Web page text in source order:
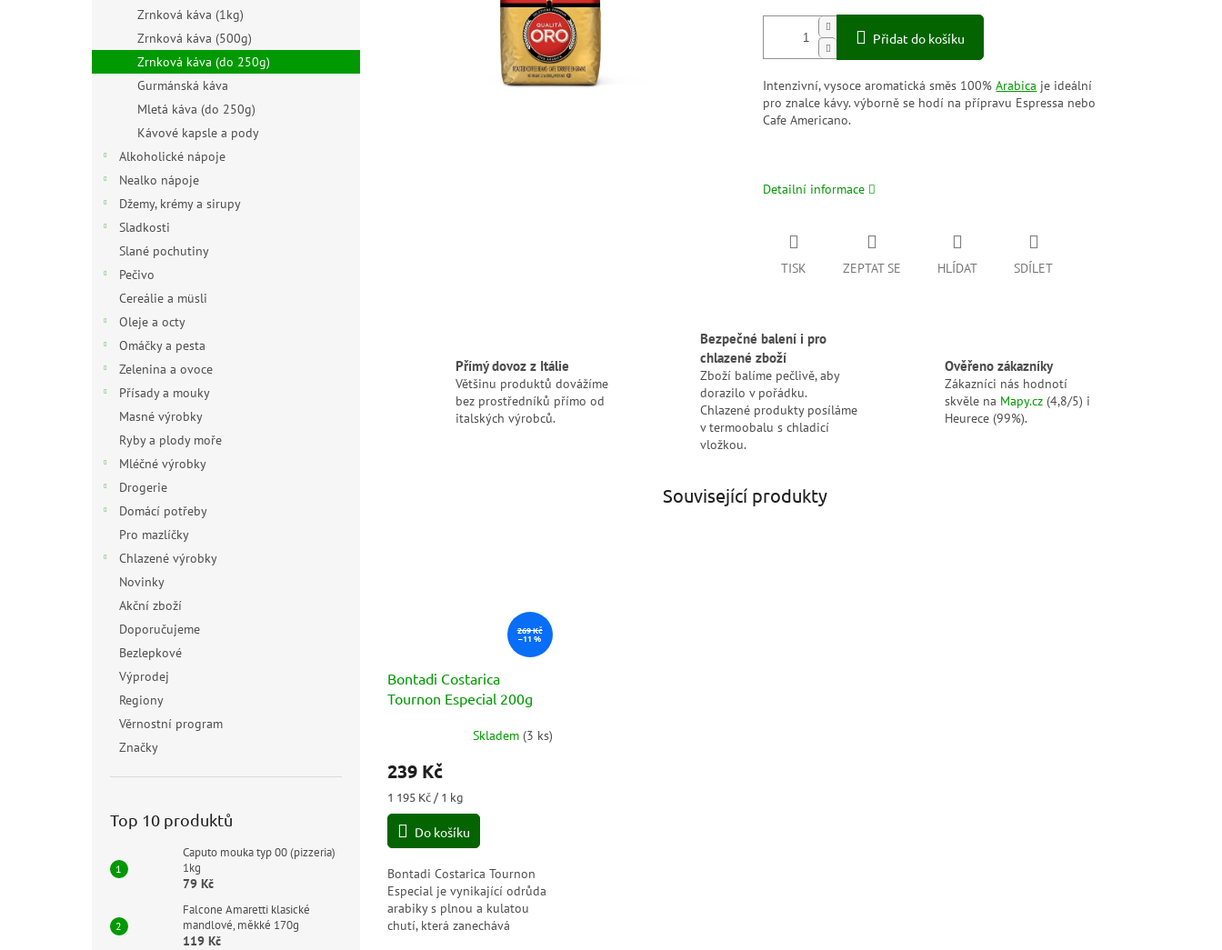
l
Zrnková káva (1kg)
Zrnková káva (500g)
Zrnková káva (do 250g)
Gurmánská káva
Mletá káva (do 250g)
Kávové kapsle a pody
Alkoholické nápoje
Nealko nápoje
Džemy, krémy a sirupy
Sladkosti
Slané pochutiny
Pečivo
Cereálie a müsli
Oleje a octy
Omáčky a pesta
Zelenina a ovoce
Přísady a mouky
Masné výrobky
Ryby a plody moře
Mléčné výrobky
Drogerie
Domácí potřeby
Pro mazlíčky
Chlazené výrobky
Novinky
Akční zboží
Doporučujeme
Bezlepkové
Výprodej
Regiony
Věrnostní program
Značky
Top 10 produktů
Caputo mouka typ 00 (pizzeria)
1kg
79 Kč
Falcone Amaretti klasické
mandlové, měkké 170g
119 Kč
Přidat do košíku
Intenzivní, vysoce aromatická směs 100%Arabica je ideální
pro znalce kávy. výborně se hodí na přípravu Espressa nebo
Cafe Americano.
Detailní informace
TISK ZEPTAT SE HLÍDAT SDÍLET
Přímý dovoz z Itálie
Většinu produktů dovážíme
bez prostředníků přímo od
italských výrobců.
Bezpečné balení i pro
chlazené zboží
Zboží balíme pečlivě, aby
dorazilo v pořádku.
Chlazené produkty posíláme
v termoobalu s chladicí
vložkou.
Ověřeno zákazníky
Zákazníci nás hodnotí
skvěle na Mapy.cz (4,8/5) i
Heurece (99%).
Související produkty
269 Kč
–11 %
Bontadi Costarica
Tournon Especial 200g
produktu
5,0
5
Skladem (3 ks)
239 Kč
Měrná
cena:
1 195 Kč / 1 kg
Do košíku
Bontadi Costarica Tournon
Especial je vynikající odrůda
arabiky s plnou a kulatou
chutí, která zanechává